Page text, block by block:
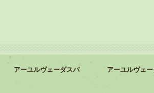
アーユルヴェーダスパ アーユルヴェ